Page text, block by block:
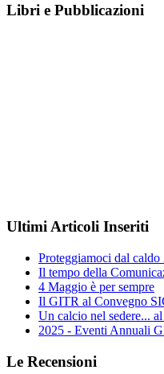
Libri e Pubblicazioni
Ultimi Articoli Inseriti
Proteggiamoci dal caldo
Il tempo della
4 Maggio è per sempre
Il GITR al Convegno
Un calcio nel sedere...
2025 - Eventi Annuali
Le Recensioni